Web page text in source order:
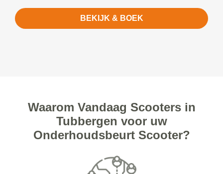
BEKIJK & BOEK
Waarom Vandaag Scooters in
Tubbergen voor uw
Onderhoudsbeurt Scooter?